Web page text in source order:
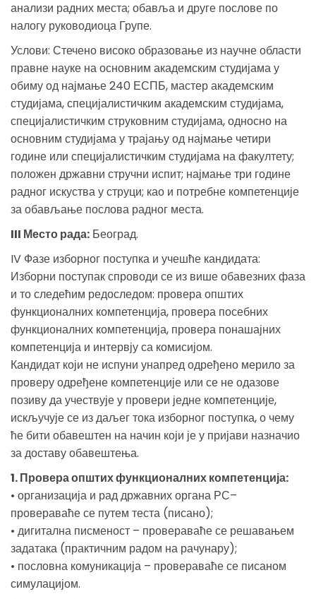
анализи радних места; обавља и друге послове по
налогу руководиоца Групе.
Услови: Стечено високо образовање из научне области
правне науке на основним академским студијама у
обиму од најмање 240 ЕСПБ, мастер академским
студијама, специјалистичким академским студијама,
специјалистичким струковним студијама, односно на
основним студијама у трајању од најмање четири
године или специјалистичким студијама на факултету;
положен државни стручни испит; најмање три године
радног искуства у струци; као и потребне компетенције
за обављање послова радног места.
III Место рада: Београд.
IV Фазе изборног поступка и учешће кандидата:
Изборни поступак спроводи се из више обавезних фаза
и то следећим редоследом: провера општих
функционалних компетенција, провера посебних
функционалних компетенција, провера понашајних
компетенција и интервју са комисијом.
Кандидат који не испуни унапред одређено мерило за
проверу одређене компетенције или се не одазове
позиву да учествује у провери једне компетенције,
искључује се из даљег тока изборног поступка, о чему
ће бити обавештен на начин који је у пријави назначио
за доставу обавештења.
1. Провера општих функционалних компетенција:
• организација и рад државних органа РС–
провераваће се путем теста (писано);
• дигитална писменост – провераваће се решавањем
задатака (практичним радом на рачунару);
• пословна комуникација – провераваће се писаном
симулацијом.